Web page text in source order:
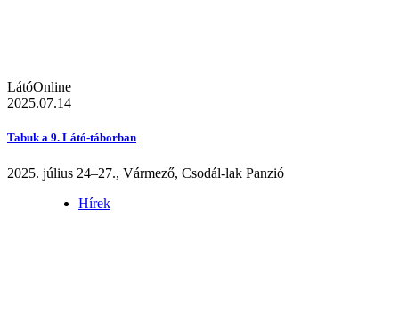
LátóOnline
2025.07.14
Tabuk a 9. Látó-táborban
2025. július 24–27., Vármező, Csodál-lak Panzió
Hírek